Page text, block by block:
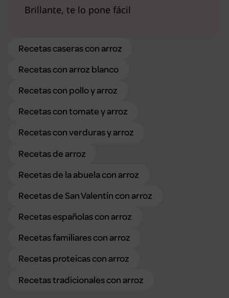
Brillante, te lo pone fácil
Recetas caseras con arroz
Recetas con arroz blanco
Recetas con pollo y arroz
Recetas con tomate y arroz
Recetas con verduras y arroz
Recetas de arroz
Recetas de la abuela con arroz
Recetas de San Valentín con arroz
Recetas españolas con arroz
Recetas familiares con arroz
Recetas proteicas con arroz
Recetas tradicionales con arroz